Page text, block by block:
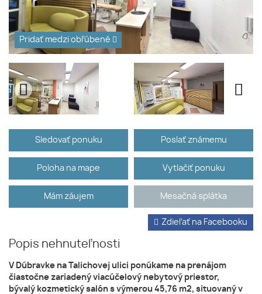
Pridať medzi obľúbené
Sledovať ponuku Poslať známemu
Poloha na mape Vytlačiť ponuku
Mám záujem Mesačná splátka
Popis nehnuteľnosti
Zdieľať na Facebooku
V Dúbravke na Talichovej ulici ponúkame na prenájom
čiastočne zariadený viacúčelový nebytový priestor,
bývalý kozmetický salón s výmerou 45,76 m2, situovaný v